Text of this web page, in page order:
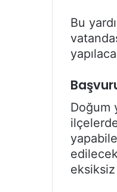
Bu
Doğum